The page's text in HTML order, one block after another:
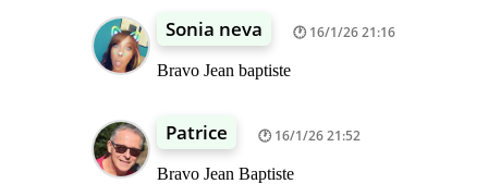
Sonia neva 16/1/26 21:16
Bravo Jean baptiste
Patrice 16/1/26 21:52
Bravo Jean Baptiste